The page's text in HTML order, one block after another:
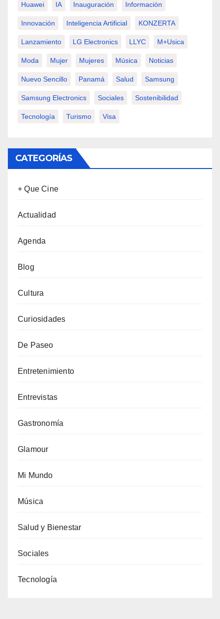
Huawei IA Inauguración Información
Innovación Inteligencia Artificial KONZERTA
Lanzamiento LG Electronics LLYC M+usica
Moda Mujer Mujeres Música Noticias
Nuevo Sencillo Panamá Salud Samsung
Samsung Electronics Sociales Sostenibilidad
Tecnología Turismo Visa
CATEGORÍAS
+ Que Cine
Actualidad
Agenda
Blog
Cultura
Curiosidades
De Paseo
Entretenimiento
Entrevistas
Gastronomía
Glamour
Mi Mundo
Música
Salud y Bienestar
Sociales
Tecnología